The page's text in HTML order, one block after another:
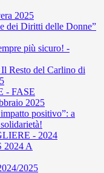
2025
dei Diritti delle Donne”
più sicuro! -
Resto del Carlino di
- FASE
2025
positivo”: a
- 2024
A
2025